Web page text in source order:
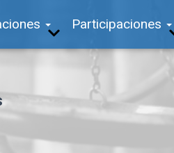
Participaciones